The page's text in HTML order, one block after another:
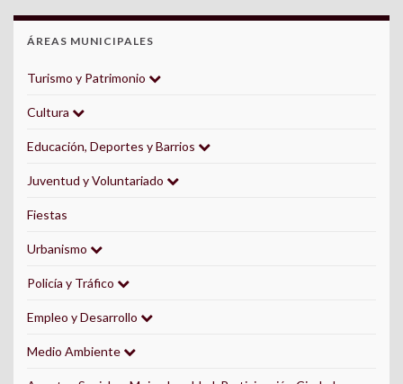
ÁREAS MUNICIPALES
Turismo y Patrimonio
Cultura
Educación, Deportes y Barrios
Juventud y Voluntariado
Fiestas
Urbanismo
Policía y Tráfico
Empleo y Desarrollo
Medio Ambiente